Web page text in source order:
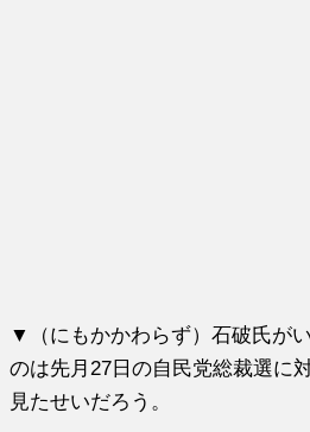
▼（にもかかわらず）石破氏が
のは先月27日の自民党総裁選に
見たせいだろう。